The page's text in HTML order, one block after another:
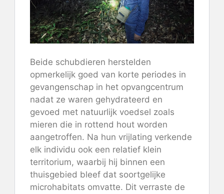
Beide schubdieren herstelden
opmerkelijk goed van korte periodes in
gevangenschap in het opvangcentrum
nadat ze waren gehydrateerd en
gevoed met natuurlijk voedsel zoals
mieren die in rottend hout worden
aangetroffen. Na hun vrijlating verkende
elk individu ook een relatief klein
territorium, waarbij hij binnen een
thuisgebied bleef dat soortgelijke
microhabitats omvatte. Dit verraste de